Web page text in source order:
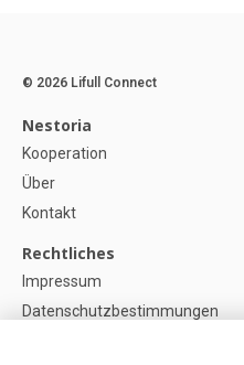
© 2026 Lifull Connect
Nestoria
Kooperation
Über
Kontakt
Rechtliches
Impressum
Datenschutzbestimmungen